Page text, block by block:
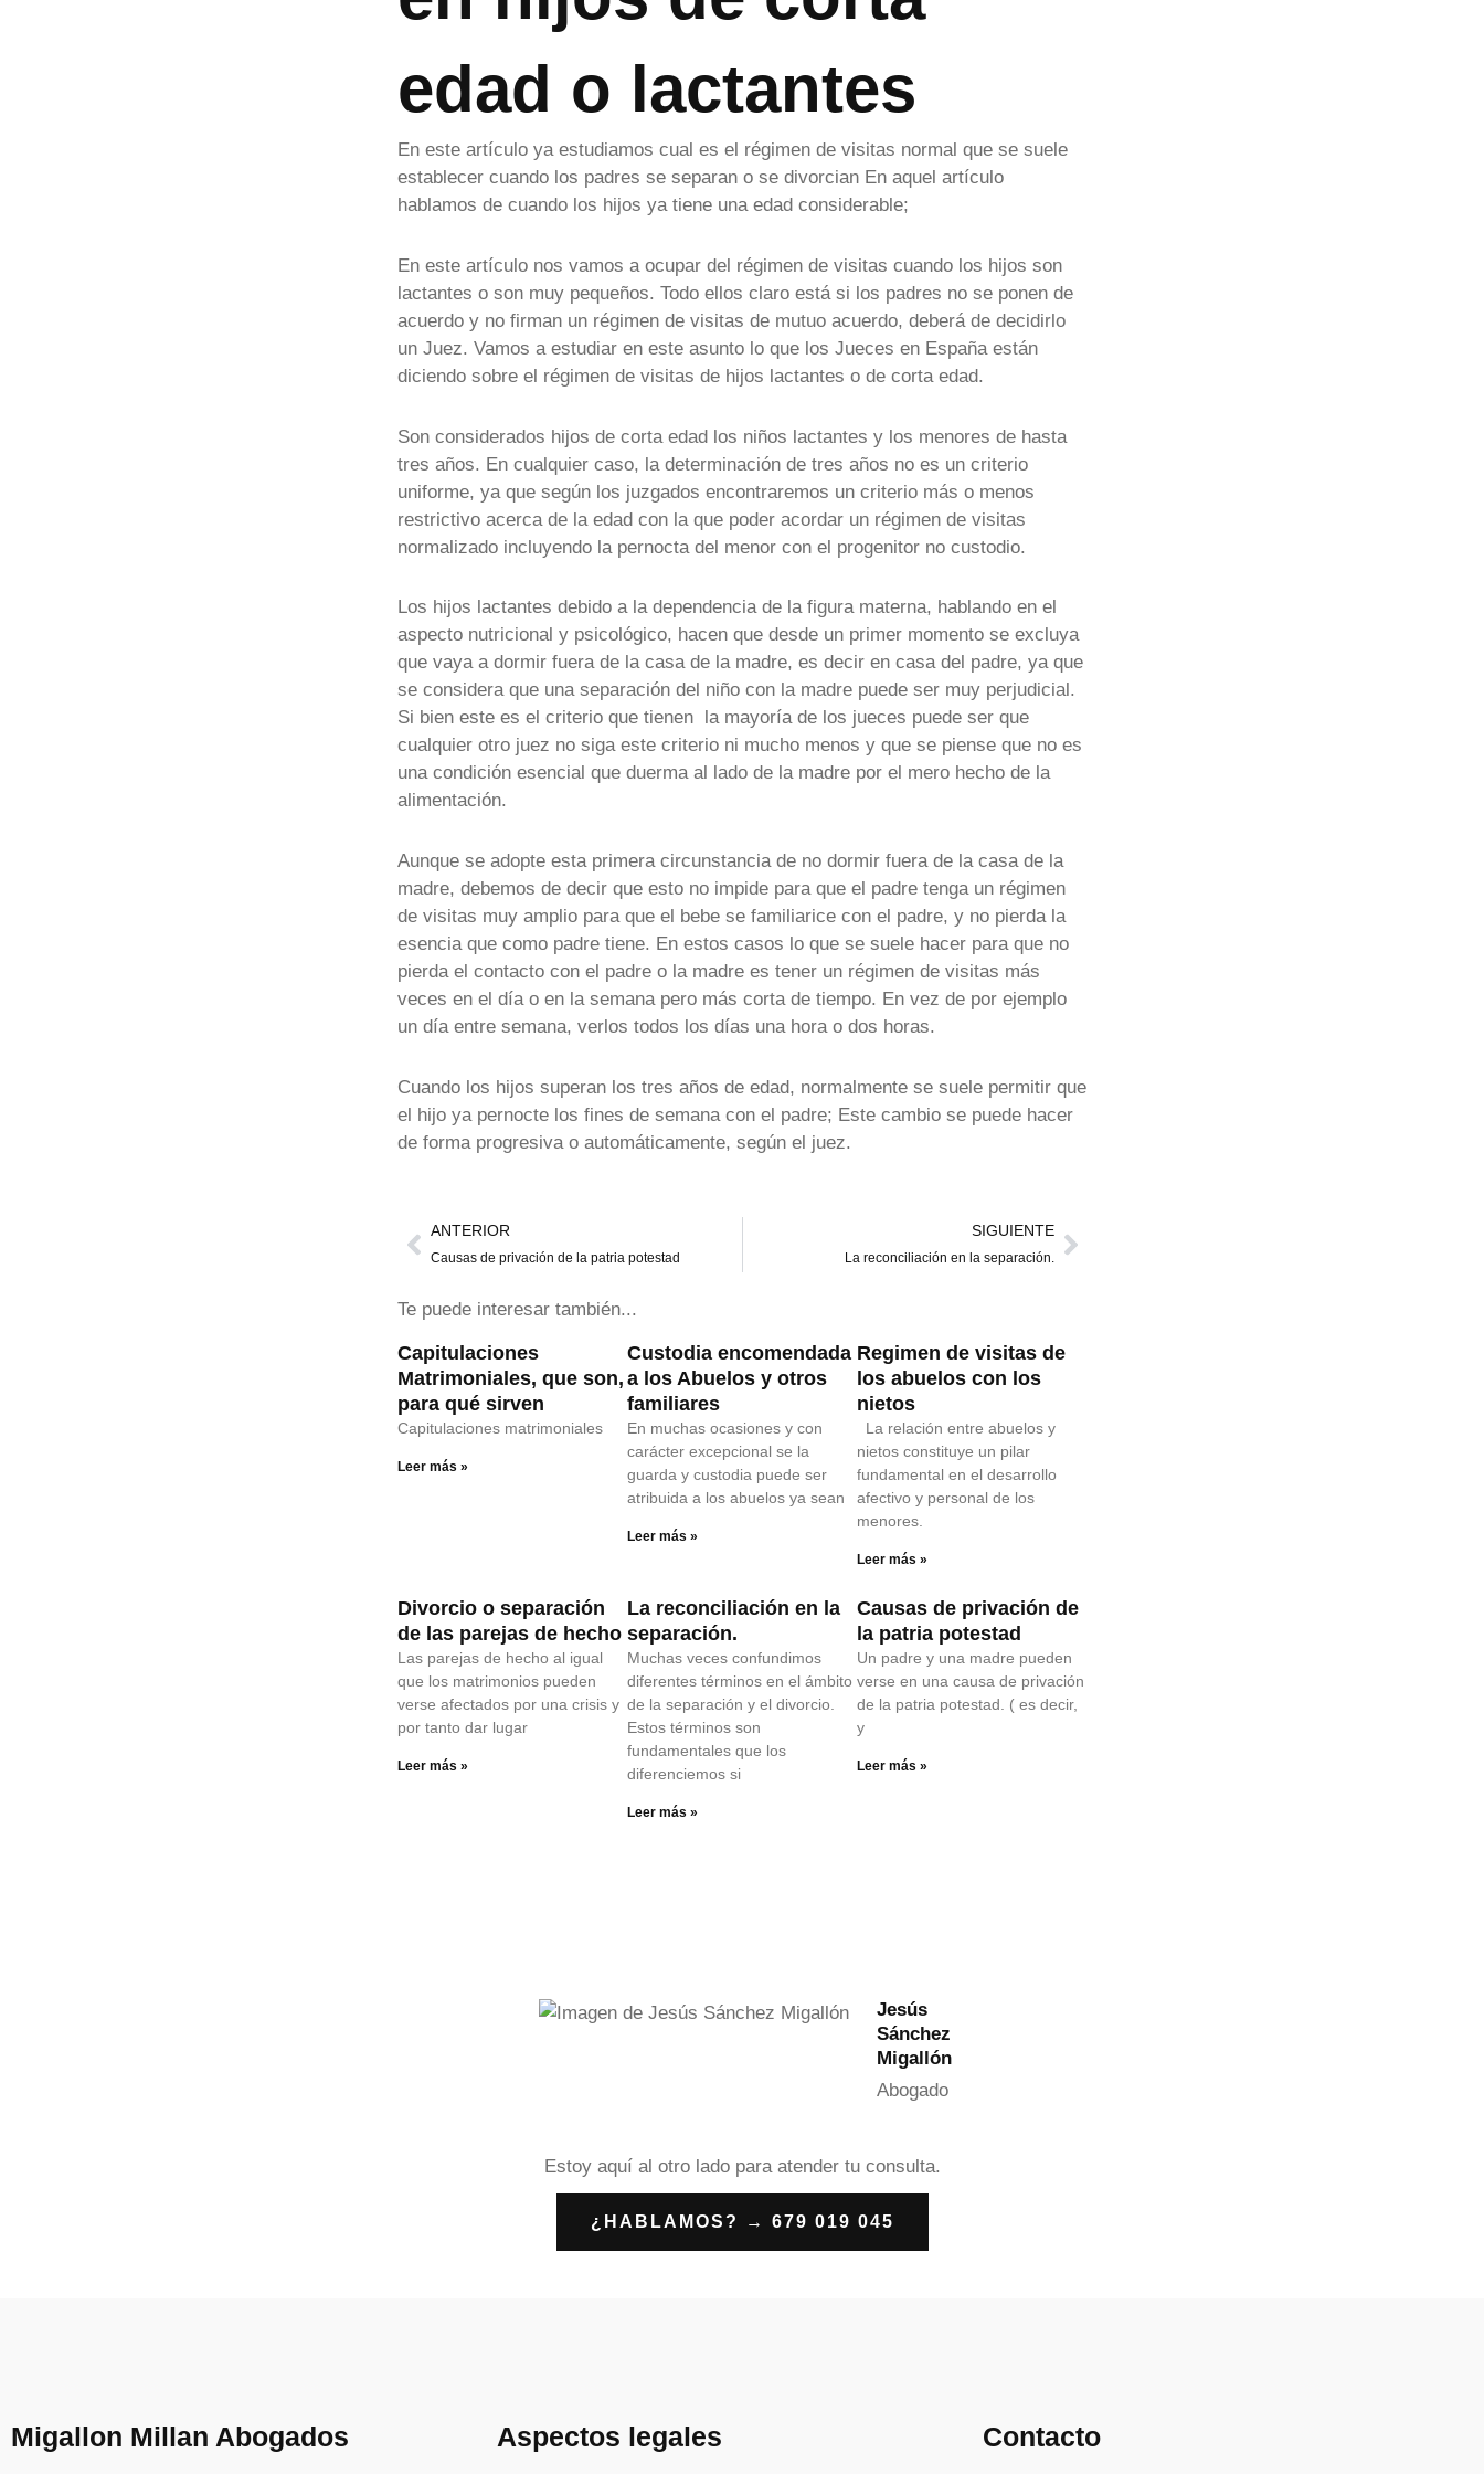
edad o lactantes
En este artículo ya estudiamos cual es el régimen de visitas normal que se suele
establecer cuando los padres se separan o se divorcian En aquel artículo
hablamos de cuando los hijos ya tiene una edad considerable;
En este artículo nos vamos a ocupar del régimen de visitas cuando los hijos son
lactantes o son muy pequeños. Todo ellos claro está si los padres no se ponen de
acuerdo y no firman un régimen de visitas de mutuo acuerdo, deberá de decidirlo
un Juez. Vamos a estudiar en este asunto lo que los Jueces en España están
diciendo sobre el régimen de visitas de hijos lactantes o de corta edad.
Son considerados hijos de corta edad los niños lactantes y los menores de hasta
tres años. En cualquier caso, la determinación de tres años no es un criterio
uniforme, ya que según los juzgados encontraremos un criterio más o menos
restrictivo acerca de la edad con la que poder acordar un régimen de visitas
normalizado incluyendo la pernocta del menor con el progenitor no custodio.
Los hijos lactantes debido a la dependencia de la figura materna, hablando en el
aspecto nutricional y psicológico, hacen que desde un primer momento se excluya
que vaya a dormir fuera de la casa de la madre, es decir en casa del padre, ya que
se considera que una separación del niño con la madre puede ser muy perjudicial.
Si bien este es el criterio que tienen la mayoría de los jueces puede ser que
cualquier otro juez no siga este criterio ni mucho menos y que se piense que no es
una condición esencial que duerma al lado de la madre por el mero hecho de la
alimentación.
Aunque se adopte esta primera circunstancia de no dormir fuera de la casa de la
madre, debemos de decir que esto no impide para que el padre tenga un régimen
de visitas muy amplio para que el bebe se familiarice con el padre, y no pierda la
esencia que como padre tiene. En estos casos lo que se suele hacer para que no
pierda el contacto con el padre o la madre es tener un régimen de visitas más
veces en el día o en la semana pero más corta de tiempo. En vez de por ejemplo
un día entre semana, verlos todos los días una hora o dos horas.
Cuando los hijos superan los tres años de edad, normalmente se suele permitir que
el hijo ya pernocte los fines de semana con el padre; Este cambio se puede hacer
de forma progresiva o automáticamente, según el juez.
AntANTERIOR
Causas de privación de la patria potestad
SIGUIENTE
La reconciliación en la separación.
Siguiente
Te puede interesar también...
Capitulaciones
Matrimoniales, que son,
para qué sirven
Capitulaciones matrimoniales
Leer más »
Custodia encomendada
a los Abuelos y otros
familiares
En muchas ocasiones y con
carácter excepcional se la
guarda y custodia puede ser
atribuida a los abuelos ya sean
Leer más »
Regimen de visitas de
los abuelos con los
nietos
La relación entre abuelos y
nietos constituye un pilar
fundamental en el desarrollo
afectivo y personal de los
menores.
Leer más »
Divorcio o separación
de las parejas de hecho
Las parejas de hecho al igual
que los matrimonios pueden
verse afectados por una crisis y
por tanto dar lugar
Leer más »
La reconciliación en la
separación.
Muchas veces confundimos
diferentes términos en el ámbito
de la separación y el divorcio.
Estos términos son
fundamentales que los
diferenciemos si
Leer más »
Causas de privación de
la patria potestad
Un padre y una madre pueden
verse en una causa de privación
de la patria potestad. ( es decir,
y
Leer más »
Jesús
Sánchez
Migallón
Abogado
Estoy aquí al otro lado para atender tu consulta.
¿HABLAMOS? → 679 019 045
Migallon Millan Abogados Aspectos legales Contacto